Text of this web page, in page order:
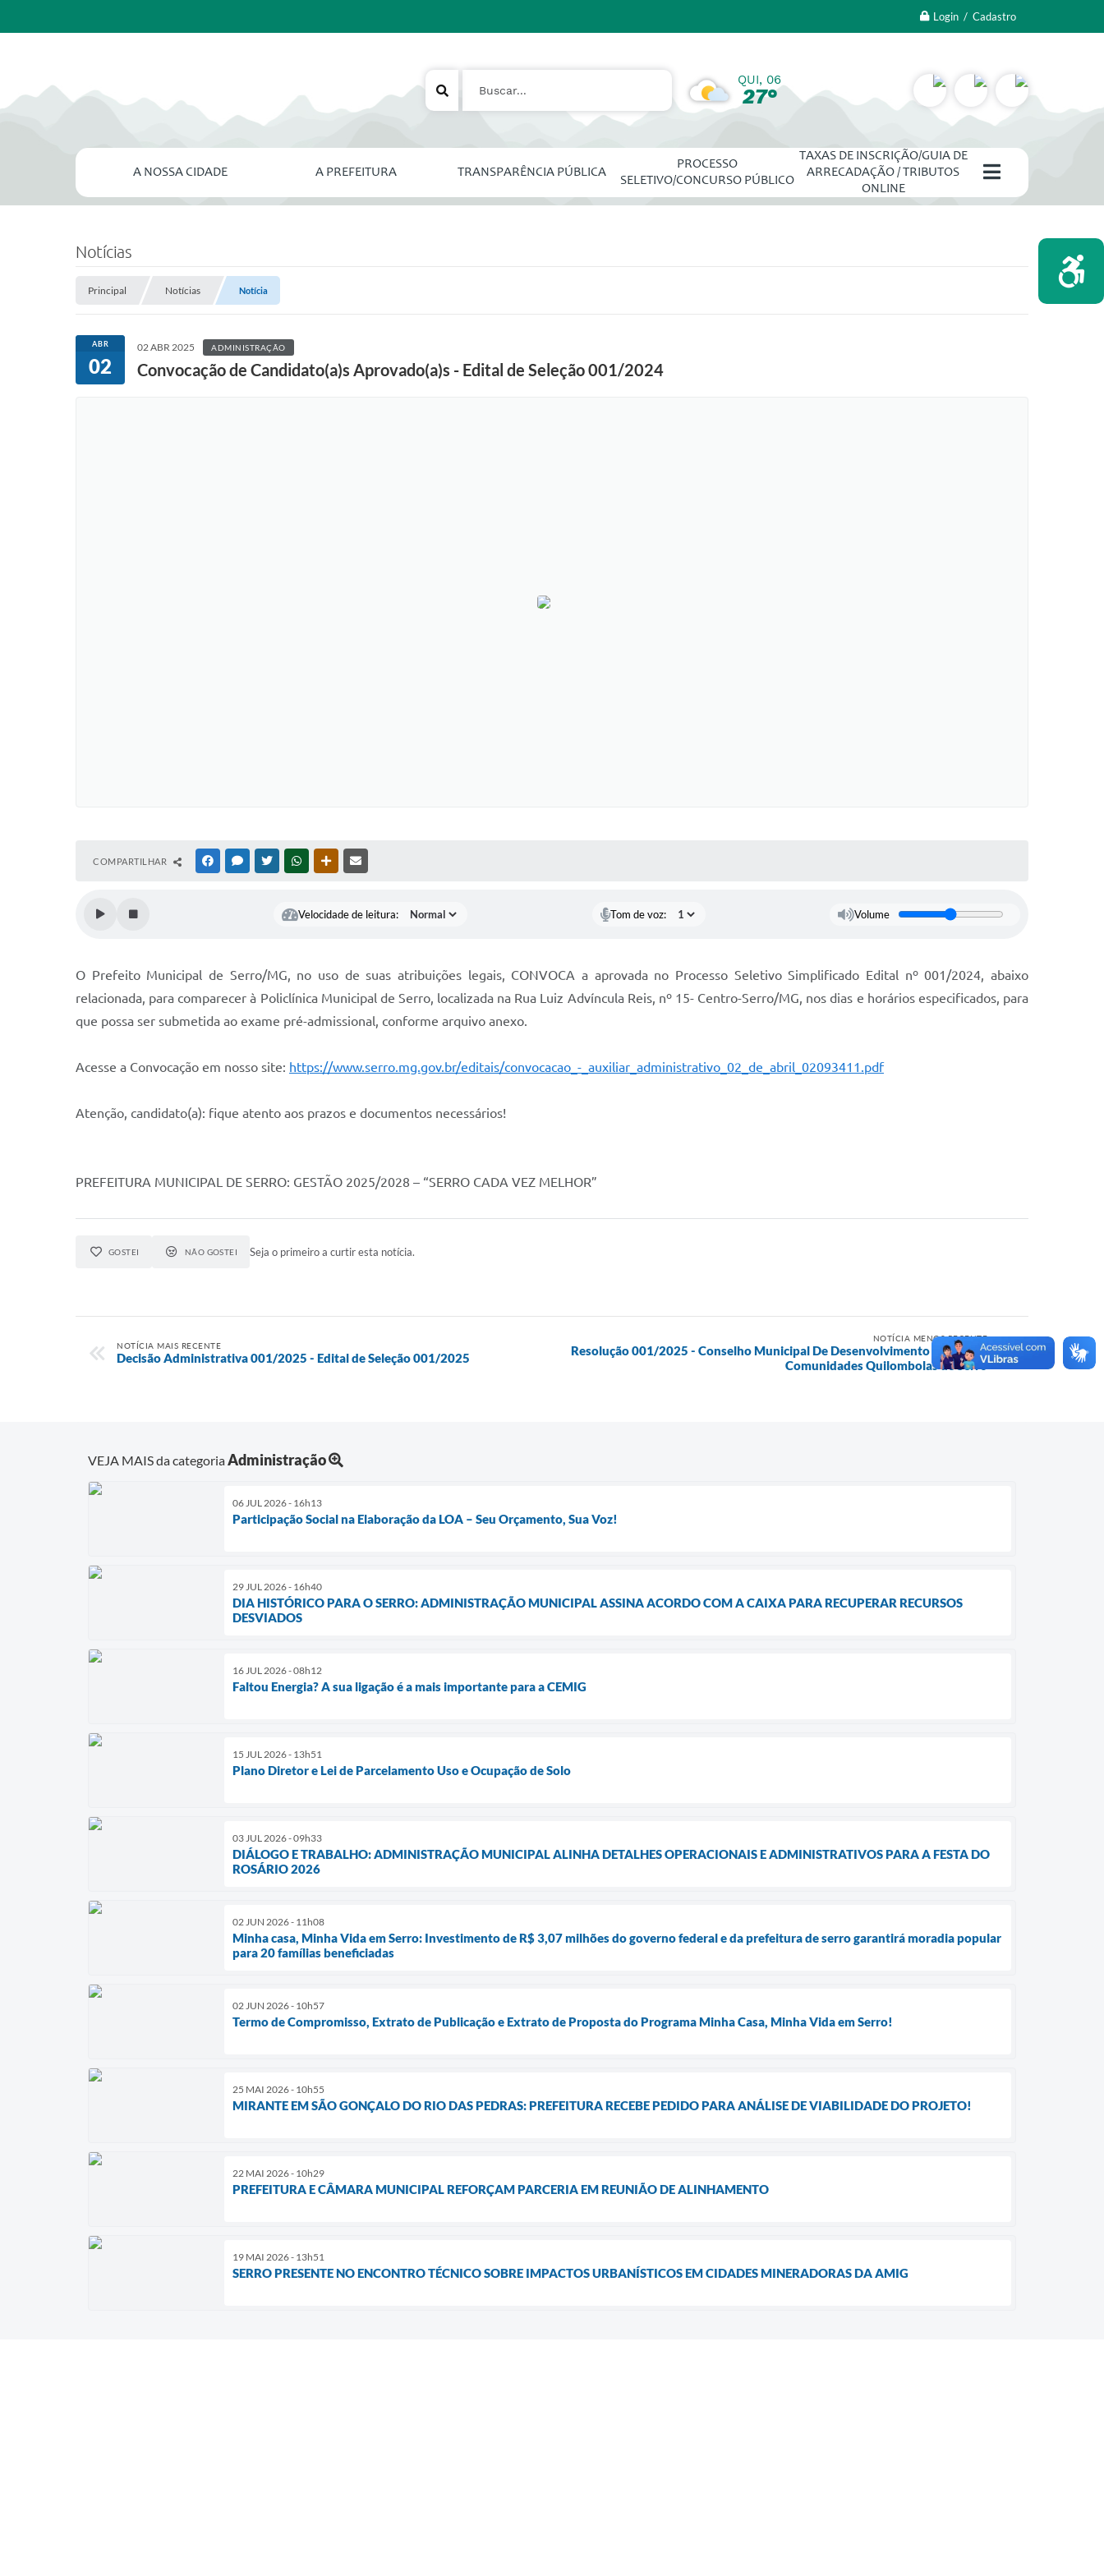
Login / Cadastro
QUI, 06
27°
A NOSSA CIDADE A PREFEITURA TRANSPARÊNCIA PÚBLICA
PROCESSO
SELETIVO/CONCURSO PÚBLICO
TAXAS DE INSCRIÇÃO/GUIA DE
ARRECADAÇÃO / TRIBUTOS
ONLINE
Notícias
Principal Notícias Notícia
ABR
02
02 ABR 2025 ADMINISTRAÇÃO
Convocação de Candidato(a)s Aprovado(a)s - Edital de Seleção 001/2024
COMPARTILHAR FACEBOOKMESSENGER
TWITTERWHATSAPPOUTRAS MÍDIAS
Velocidade de leitura: Tom de voz: Volume
O Prefeito Municipal de Serro/MG, no uso de suas atribuições legais, CONVOCA a aprovada no Processo Seletivo Simplificado Edital nº 001/2024, abaixo
relacionada, para comparecer à Policlínica Municipal de Serro, localizada na Rua Luiz Advíncula Reis, nº 15- Centro-Serro/MG, nos dias e horários especificados, para
que possa ser submetida ao exame pré-admissional, conforme arquivo anexo.
Acesse a Convocação em nosso site: https://www.serro.mg.gov.br/editais/convocacao_-_auxiliar_administrativo_02_de_abril_02093411.pdf
Atenção, candidato(a): fique atento aos prazos e documentos necessários!
PREFEITURA MUNICIPAL DE SERRO: GESTÃO 2025/2028 – “SERRO CADA VEZ MELHOR”
GOSTEI NÃO GOSTEI Seja o primeiro a curtir esta notícia.
NOTÍCIA MAIS RECENTE
Decisão Administrativa 001/2025 - Edital de Seleção 001/2025
NOTÍCIA MENOS RECENTE
Resolução 001/2025 - Conselho Municipal De Desenvolvimento Social das
Comunidades Quilombolas de Serro
VEJA MAIS da categoriaAdministração
06 JUL 2026 - 16h13
Participação Social na Elaboração da LOA – Seu Orçamento, Sua Voz!
29 JUL 2026 - 16h40
DIA HISTÓRICO PARA O SERRO: ADMINISTRAÇÃO MUNICIPAL ASSINA ACORDO COM A CAIXA PARA RECUPERAR RECURSOS
DESVIADOS
16 JUL 2026 - 08h12
Faltou Energia? A sua ligação é a mais importante para a CEMIG
15 JUL 2026 - 13h51
Plano Diretor e Lei de Parcelamento Uso e Ocupação de Solo
03 JUL 2026 - 09h33
DIÁLOGO E TRABALHO: ADMINISTRAÇÃO MUNICIPAL ALINHA DETALHES OPERACIONAIS E ADMINISTRATIVOS PARA A FESTA DO
ROSÁRIO 2026
02 JUN 2026 - 11h08
Minha casa, Minha Vida em Serro: Investimento de R$ 3,07 milhões do governo federal e da prefeitura de serro garantirá moradia popular
para 20 famílias beneficiadas
02 JUN 2026 - 10h57
Termo de Compromisso, Extrato de Publicação e Extrato de Proposta do Programa Minha Casa, Minha Vida em Serro!
25 MAI 2026 - 10h55
MIRANTE EM SÃO GONÇALO DO RIO DAS PEDRAS: PREFEITURA RECEBE PEDIDO PARA ANÁLISE DE VIABILIDADE DO PROJETO!
22 MAI 2026 - 10h29
PREFEITURA E CÂMARA MUNICIPAL REFORÇAM PARCERIA EM REUNIÃO DE ALINHAMENTO
19 MAI 2026 - 13h51
SERRO PRESENTE NO ENCONTRO TÉCNICO SOBRE IMPACTOS URBANÍSTICOS EM CIDADES MINERADORAS DA AMIG